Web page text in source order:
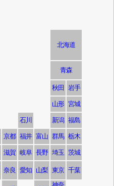
北海道
青森
秋田 岩手
山形 宮城
石川 新潟 福島
京都 福井 富山 群馬 栃木
滋賀 岐阜 長野 埼玉 茨城
奈良 愛知 山梨 東京 千葉